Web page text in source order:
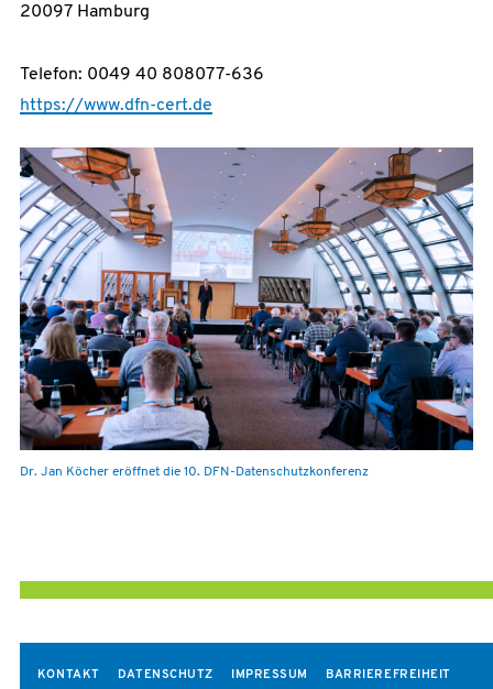
20097 Hamburg
Telefon: 0049 40 808077-636
https://www.dfn-cert.de
Dr. Jan Köcher eröffnet die 10. DFN-Datenschutzkonferenz
KONTAKT DATENSCHUTZ IMPRESSUM BARRIEREFREIHEIT